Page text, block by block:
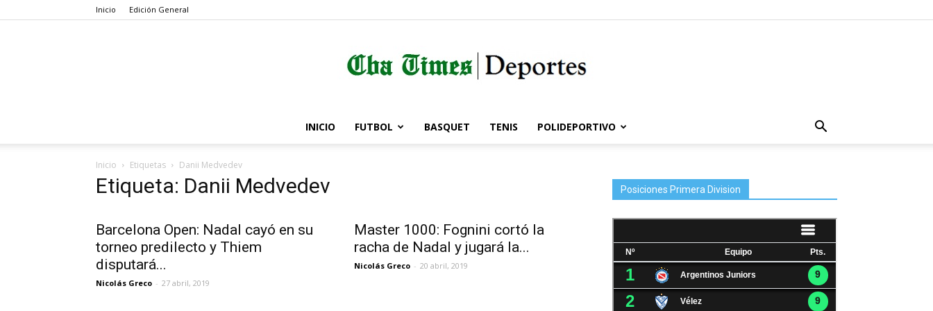
Inicio Edición General
Córdoba
INICIO FUTBOL BASQUET TENIS POLIDEPORTIVO
Inicio Etiquetas Danii Medvedev
Etiqueta: Danii Medvedev
Barcelona Open: Nadal cayó en su
torneo predilecto y Thiem
disputará...
Nicolás Greco - 27 abril, 2019
Master 1000: Fognini cortó la
racha de Nadal y jugará la...
Nicolás Greco - 20 abril, 2019
Posiciones Primera Division